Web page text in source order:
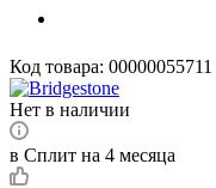
Код товара: 00000055711
Нет в наличии
в Сплит на 4 месяца